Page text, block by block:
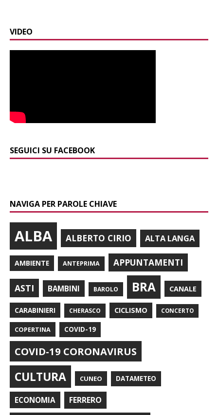
VIDEO
SEGUICI SU FACEBOOK
NAVIGA PER PAROLE CHIAVE
ALBA ALBERTO CIRIO ALTA LANGA
AMBIENTE ANTEPRIMA APPUNTAMENTI
ASTI BAMBINI BAROLO BRA CANALE
CARABINIERI CHERASCO CICLISMO CONCERTO
COPERTINA COVID-19
COVID-19 CORONAVIRUS
CULTURA CUNEO DATAMETEO
ECONOMIA FERRERO